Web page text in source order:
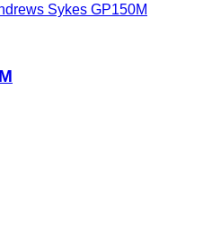
Sykes GP150M